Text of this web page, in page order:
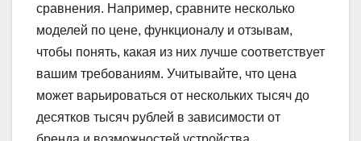
сравнения. Например, сравните несколько
моделей по цене, функционалу и отзывам,
чтобы понять, какая из них лучше соответствует
вашим требованиям. Учитывайте, что цена
может варьироваться от нескольких тысяч до
десятков тысяч рублей в зависимости от